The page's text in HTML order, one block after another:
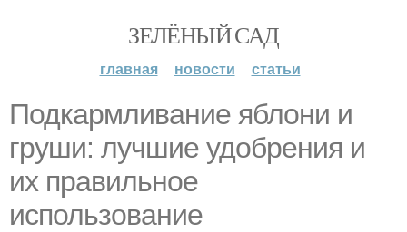
ЗЕЛЁНЫЙ САД
главная новости статьи
Подкармливание яблони и
груши: лучшие удобрения и
их правильное
использование